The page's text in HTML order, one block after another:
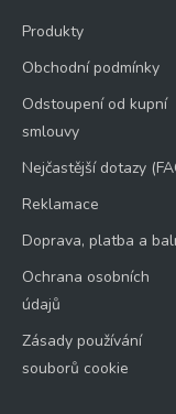
Produkty
Obchodní podmínky
Odstoupení od kupní
smlouvy
Nejčastější dotazy
Reklamace
Doprava, platba a
Ochrana osobních
údajů
Zásady používání
souborů cookie